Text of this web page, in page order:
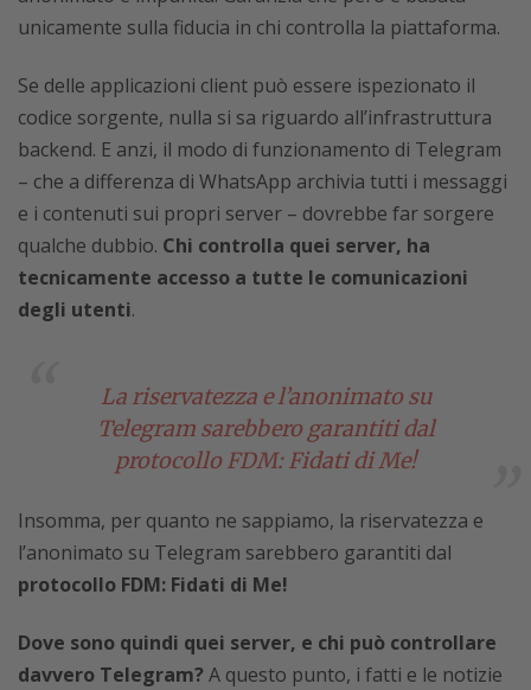
unicamente sulla fiducia in chi controlla la piattaforma.
Se delle applicazioni client può essere ispezionato il
codice sorgente, nulla si sa riguardo all’infrastruttura
backend. E anzi, il modo di funzionamento di Telegram
– che a differenza di WhatsApp archivia tutti i messaggi
e i contenuti sui propri server – dovrebbe far sorgere
qualche dubbio. Chi controlla quei server, ha
tecnicamente accesso a tutte le comunicazioni
degli utenti.
La riservatezza e l’anonimato su
Telegram sarebbero garantiti dal
protocollo FDM: Fidati di Me!
Insomma, per quanto ne sappiamo, la riservatezza e
l’anonimato su Telegram sarebbero garantiti dal
protocollo FDM: Fidati di Me!
Dove sono quindi quei server, e chi può controllare
davvero Telegram?A questo punto, i fatti e le notizie